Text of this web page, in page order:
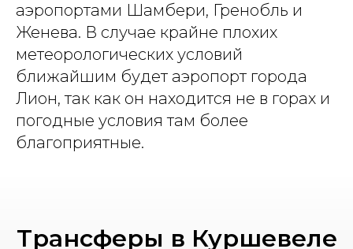
аэропортами Шамбери, Гренобль и
Женева. В случае крайне плохих
метеорологических условий
ближайшим будет аэропорт города
Лион, так как он находится не в горах и
погодные условия там более
благоприятные.
Трансферы в Куршевеле